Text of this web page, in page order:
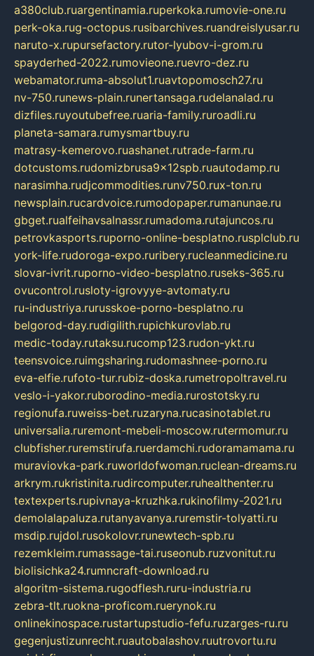
a380club.ruargentinamia.ruperkoka.rumovie-one.ru
perk-oka.rug-octopus.rusibarchives.ruandreislyusar.ru
naruto-x.rupursefactory.rutor-lyubov-i-grom.ru
spayderhed-2022.rumovieone.ruevro-dez.ru
webamator.ruma-absolut1.ruavtopomosch27.ru
nv-750.runews-plain.runertansaga.rudelanalad.ru
dizfiles.ruyoutubefree.ruaria-family.ruroadli.ru
planeta-samara.rumysmartbuy.ru
matrasy-kemerovo.ruashanet.rutrade-farm.ru
dotcustoms.rudomizbrusa9x12spb.ruautodamp.ru
narasimha.rudjcommodities.runv750.rux-ton.ru
newsplain.rucardvoice.rumodopaper.rumanunae.ru
gbget.rualfeihavsalnassr.rumadoma.rutajuncos.ru
petrovkasports.ruporno-online-besplatno.rusplclub.ru
york-life.rudoroga-expo.ruribery.rucleanmedicine.ru
slovar-ivrit.ruporno-video-besplatno.ruseks-365.ru
ovucontrol.rusloty-igrovyye-avtomaty.ru
ru-industriya.rurusskoe-porno-besplatno.ru
belgorod-day.rudigilith.rupichkurovlab.ru
medic-today.rutaksu.rucomp123.rudon-ykt.ru
teensvoice.ruimgsharing.rudomashnee-porno.ru
eva-elfie.rufoto-tur.rubiz-doska.rumetropoltravel.ru
veslo-i-yakor.ruborodino-media.rurostotsky.ru
regionufa.ruweiss-bet.ruzaryna.rucasinotablet.ru
universalia.ruremont-mebeli-moscow.rutermomur.ru
clubfisher.ruremstirufa.ruerdamchi.rudoramamama.ru
muraviovka-park.ruworldofwoman.ruclean-dreams.ru
arkrym.rukristinita.rudircomputer.ruhealthenter.ru
textexperts.rupivnaya-kruzhka.rukinofilmy-2021.ru
demolalapaluza.rutanyavanya.ruremstir-tolyatti.ru
msdip.rujdol.rusokolovr.runewtech-spb.ru
rezemkleim.rumassage-tai.ruseonub.ruzvonitut.ru
biolisichka24.rumncraft-download.ru
algoritm-sistema.rugodflesh.ruru-industria.ru
zebra-tlt.ruokna-proficom.ruerynok.ru
onlinekinospace.rustartupstudio-fefu.ruzarges-ru.ru
gegenjustizunrecht.ruautobalashov.ruutrovortu.ru